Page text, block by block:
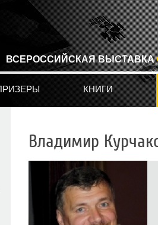
ВСЕРОССИЙСКАЯ ВЫСТАВКА
КНИГИ
Владимир